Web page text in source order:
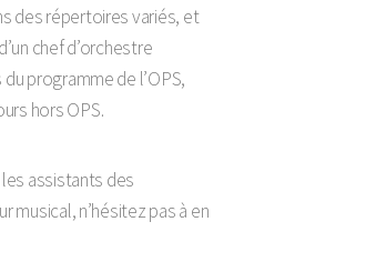
des répertoires variés, et
chef d’orchestre
programme de l’OPS,
hors OPS.
assistants des
musical, n’hésitez pas à en